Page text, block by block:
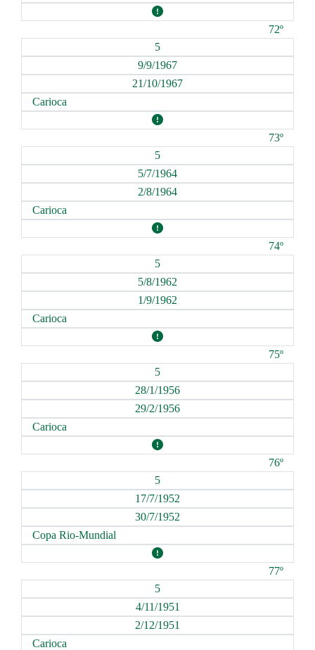
72º
5
9/9/1967
21/10/1967
Carioca
73º
5
5/7/1964
2/8/1964
Carioca
74º
5
5/8/1962
1/9/1962
Carioca
75º
5
28/1/1956
29/2/1956
Carioca
76º
5
17/7/1952
30/7/1952
Copa Rio-Mundial
77º
5
4/11/1951
2/12/1951
Carioca